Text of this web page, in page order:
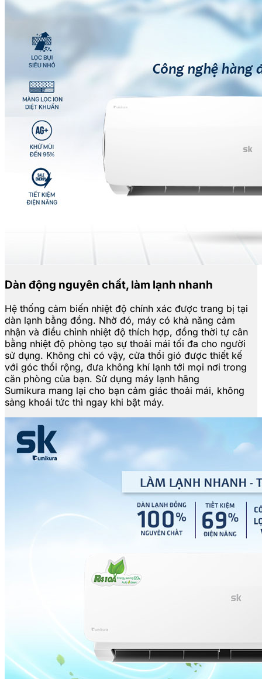
Dàn động nguyên chất, làm lạnh nhanh
Hệ thống cảm biến nhiệt độ chính xác được trang bị tại
dàn lạnh bằng đồng. Nhờ đó, máy có khả năng cảm
nhận và điều chỉnh nhiệt độ thích hợp, đồng thời tự cân
bằng nhiệt độ phòng tạo sự thoải mái tối đa cho người
sử dụng. Không chỉ có vậy, cửa thổi gió được thiết kế
với góc thổi rộng, đưa không khí lạnh tới mọi nơi trong
căn phòng của bạn. Sử dụng máy lạnh hãng
Sumikura mang lại cho bạn cảm giác thoải mái, không
sảng khoái tức thì ngay khi bật máy.